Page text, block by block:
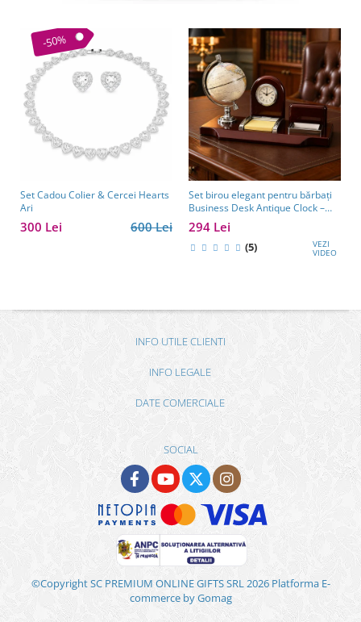
-50%
Set Cadou Colier & Cercei Hearts
Ari
600 Lei
300 Lei
Set birou elegant pentru bărbați
Business Desk Antique Clock –
cadou premium pentru șef, soț
sau partener de afaceri
294 Lei
(5) VEZI
VIDEO
INFO UTILE CLIENTI
INFO LEGALE
DATE COMERCIALE
SOCIAL
©Copyright SC PREMIUM ONLINE GIFTS SRL 2026 Platforma E-
commerce by Gomag